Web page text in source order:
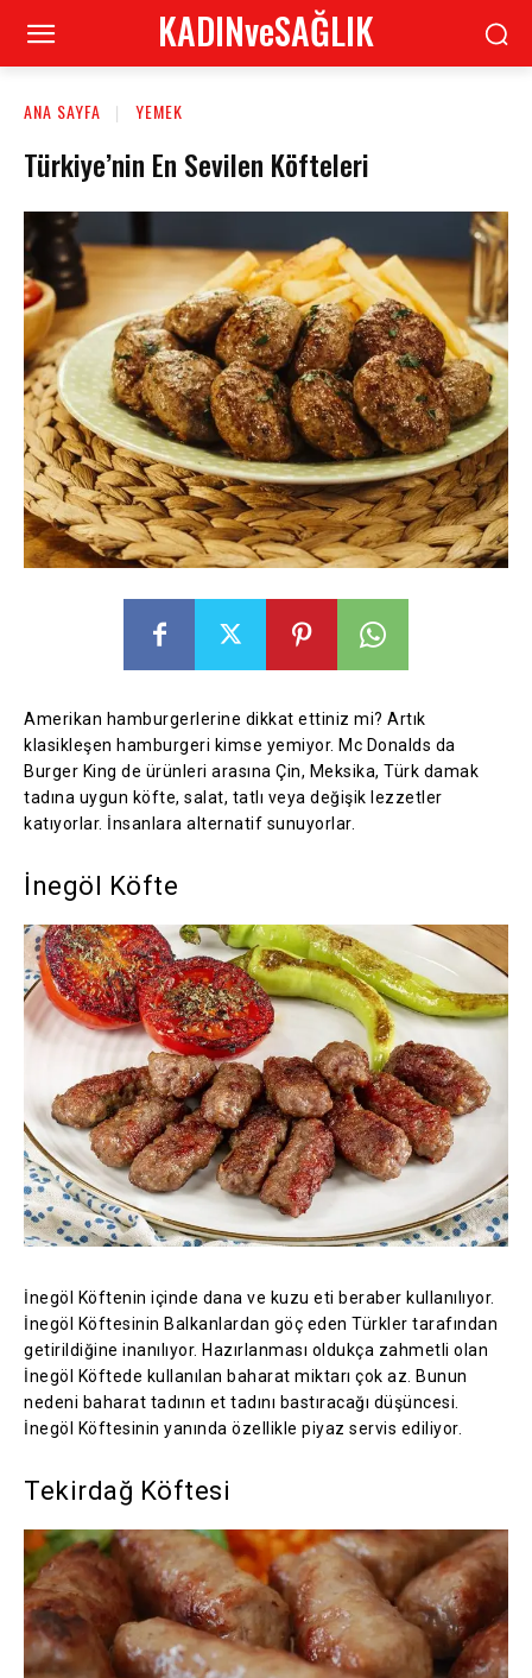
KADINveSAĞLIK
ANA SAYFA YEMEK
Türkiye’nin En Sevilen Köfteleri
Amerikan hamburgerlerine dikkat ettiniz mi? Artık
klasikleşen hamburgeri kimse yemiyor. Mc Donalds da
Burger King de ürünleri arasına Çin, Meksika, Türk damak
tadına uygun köfte, salat, tatlı veya değişik lezzetler
katıyorlar. İnsanlara alternatif sunuyorlar.
İnegöl Köfte
İnegöl Köftenin içinde dana ve kuzu eti beraber kullanılıyor.
İnegöl Köftesinin Balkanlardan göç eden Türkler tarafından
getirildiğine inanılıyor. Hazırlanması oldukça zahmetli olan
İnegöl Köftede kullanılan baharat miktarı çok az. Bunun
nedeni baharat tadının et tadını bastıracağı düşüncesi.
İnegöl Köftesinin yanında özellikle piyaz servis ediliyor.
Tekirdağ Köftesi